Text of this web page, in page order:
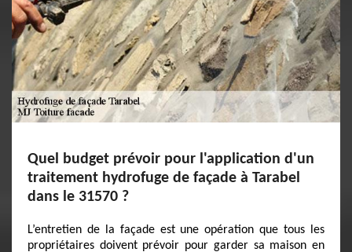
Quel budget prévoir pour l'application d'un
traitement hydrofuge de façade à Tarabel
dans le 31570 ?
L’entretien de la façade est une opération que tous les
propriétaires doivent prévoir pour garder sa maison en